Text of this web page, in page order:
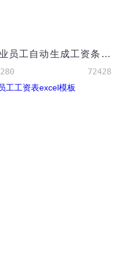
企业员工自动生成工资条模板
280 72428